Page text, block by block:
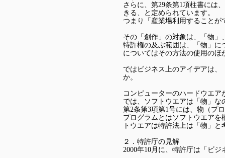
さらに、第29条第1項柱書には
きる、と定められています。
つまり「産業場利用することが
その「創作」の対象は、「物
特許権の及ぶ範囲は、「物」に
についてはその方法の使用の
ではビジネス上のアイデアは
か。
コンピューターのハードウエ
では、ソフトウエアは「物」
第2条第3項第1号には、物（プ
プログラムとはソフトウエア
トウエアは特許法上は「物」
２．特許庁の見解
2000年10月に、特許庁は「ビ